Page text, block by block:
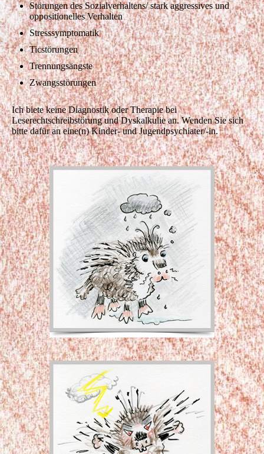
Störungen des Sozialverhaltens/ stark aggressives und
oppositionelles Verhalten
Stresssymptomatik
Ticstörungen
Trennungsängste
Zwangsstörungen
Ich biete keine Diagnostik oder Therapie bei
Leserechtschreibstörung und Dyskalkulie an. Wenden Sie sich
bitte dafür an eine(n) Kinder- und Jugendpsychiater/-in.